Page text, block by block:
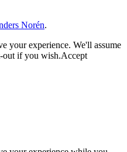
Norén.
your experience. We'll assume
out if you wish.Accept